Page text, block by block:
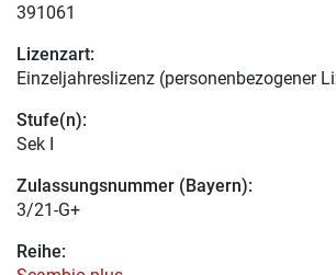
391061
Lizenzart:
Einzeljahreslizenz (personenbezogener
Stufe(n):
Sek I
Zulassungsnummer (Bayern):
3/21-G+
Reihe: